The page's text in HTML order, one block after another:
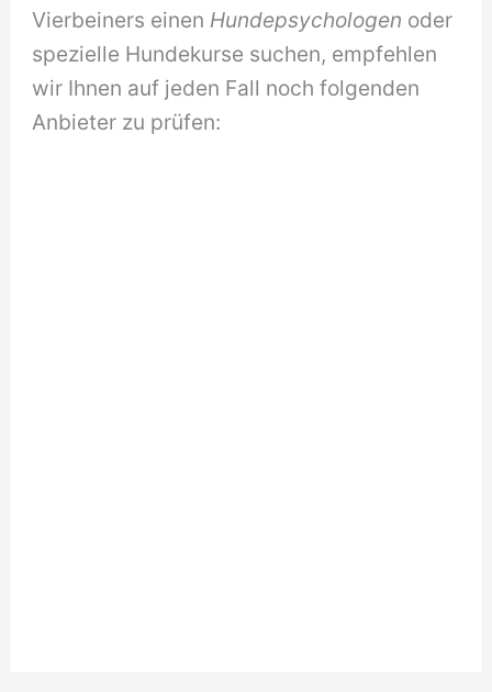
Vierbeiners einen Hundepsychologen oder
spezielle Hundekurse suchen, empfehlen
wir Ihnen auf jeden Fall noch folgenden
Anbieter zu prüfen: